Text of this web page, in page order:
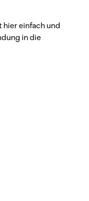
hier einfach und
in die